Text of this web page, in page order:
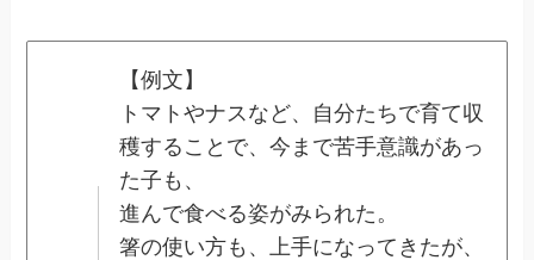
【例文】
トマトやナスなど、自分たちで育て収
穫することで、今まで苦手意識があっ
た子も、
進んで食べる姿がみられた。
箸の使い方も、上手になってきたが、